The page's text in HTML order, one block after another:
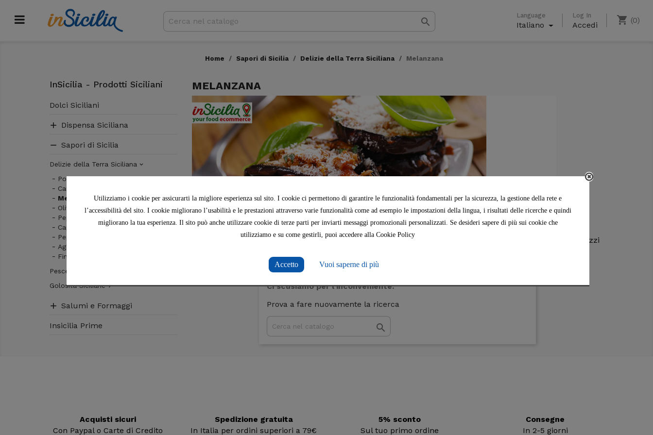
Utilizziamo i cookie per assicurarti la migliore esperienza sul sito. I cookie ci permettono di garantire le funzionalità fondamentali per la sicurezza, la gestione della rete e
l’accessibilità del sito. I cookie migliorano l’usabilità e le prestazioni attraverso varie funzionalità come ad esempio le impostazioni della lingua, i risultati delle ricerche e quindi
migliorano la tua esperienza. Il sito può anche utilizzare cookie di terze parti per inviarti messaggi promozionali personalizzati. Se desideri sapere di più sui cookie che
utilizziamo e su come gestirli, puoi accedere alla Cookie Policy
Accetto Vuoi saperne di più

Language
Italiano
Log In
Accedi shopping_cart (0)
Home Sapori di Sicilia Delizie della Terra Siciliana Melanzana
InSicilia - Prodotti Siciliani
Dolci Siciliani
Dispensa Siciliana

Sapori di Sicilia

Delizie della Terra Siciliana 
Pomodoro
Carciofi
Melanzana
Olive
Peperone
Capperi Siciliani
Peperoncino
Aglio e Cipolla
Finocchetto Selvatico
Pesce Siciliano
Golosità Siciliane
Salumi e Formaggi

Insicilia Prime
MELANZANA
In questa sezione di InSicilia puoiacquistare online conserve siciliane di melanzanein olio, la famosa
caponata siciliana e patè di melanzane.Su InSicilia è semplice acquistare, e puoi trovare i migliori prezzi
Ci scusiamo per l'inconveniente.
Prova a fare nuovamente la ricerca

Acquisti sicuri
Con Paypal o Carte di Credito
Spedizione gratuita
In Italia per ordini superiori a 79€
5% sconto
Sul tuo primo ordine
Consegne
In 2-5 giorni